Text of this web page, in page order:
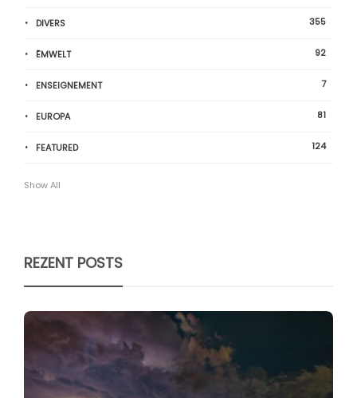
DIVERS 355
ËMWELT 92
ENSEIGNEMENT 7
EUROPA 81
FEATURED 124
Show All
REZENT POSTS